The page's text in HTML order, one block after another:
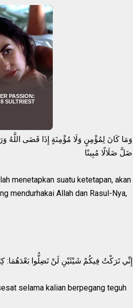
وَمَا كَانَ لِمُؤْمِنٍ وَلَا مُؤْمِنَةٍ إِذَا قَضَى
ضَلَّ ضَلَالًا مُبِينًا
menetapkan suatu ketetapan, akan
mendurhakai Allah dan Rasul-Nya,
إِنِّي تَرَكْتُ فِيكُمْ شَيْئَيْنِ لَنْ تَضِلُّوا بَعْدَهُمَا:
selama kalian berpegang teguh